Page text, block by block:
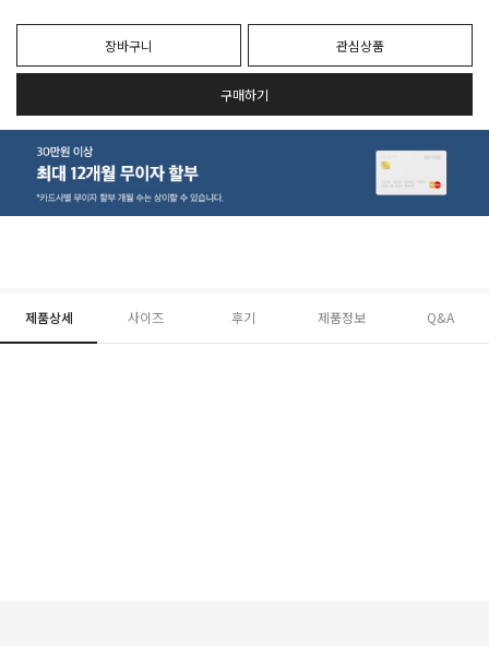
장바구니 관심상품
구매하기
제품상세 사이즈 후기 제품정보 Q&A